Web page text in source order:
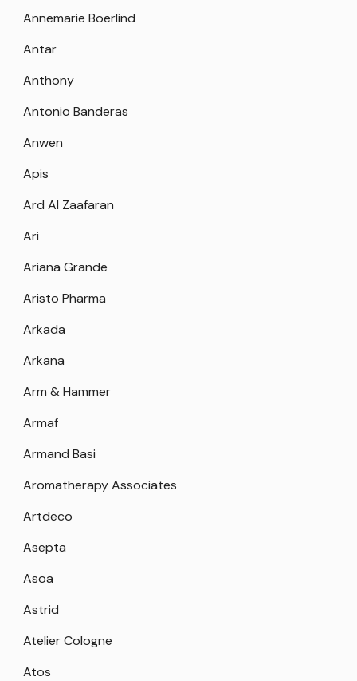
Annemarie Boerlind
Antar
Anthony
Antonio Banderas
Anwen
Apis
Ard Al Zaafaran
Ari
Ariana Grande
Aristo Pharma
Arkada
Arkana
Arm & Hammer
Armaf
Armand Basi
Aromatherapy Associates
Artdeco
Asepta
Asoa
Astrid
Atelier Cologne
Atos